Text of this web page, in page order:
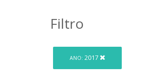
Filtro
ANO: 2017